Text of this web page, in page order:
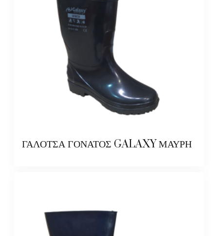
ΓΑΛΟΤΣΑ ΓΟΝΑΤΟΣ GALAXY ΜΑΥΡΗ